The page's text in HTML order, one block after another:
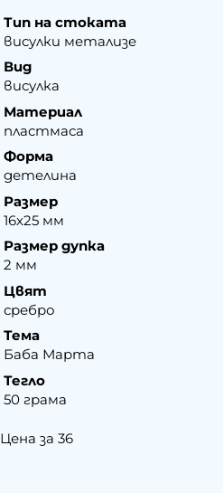
Тип на стоката
висулки метализе
Вид
висулка
Материал
пластмаса
Форма
детелина
Размер
16х25 мм
Размер дупка
2 мм
Цвят
сребро
Тема
Баба Марта
Тегло
50 грама
Цена за 36